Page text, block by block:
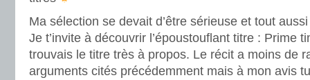
Ma sélection se devait d’être sérieuse et tout
Je t’invite à découvrir l’époustouflant titre : Prime
trouvais le titre très à propos. Le récit a moins de
arguments cités précédemment mais à mon avis